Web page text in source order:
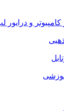
و درایور لپ تاپ